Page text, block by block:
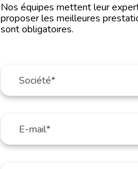
Nos équipes mettent leur
proposer les meilleures
sont obligatoires.